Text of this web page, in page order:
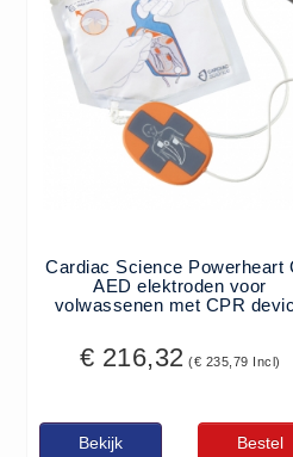
Cardiac Science Powerheart
AED elektroden voor
volwassenen met CPR
€ 216,32 (€ 235,79 Incl)
Bekijk Bestel